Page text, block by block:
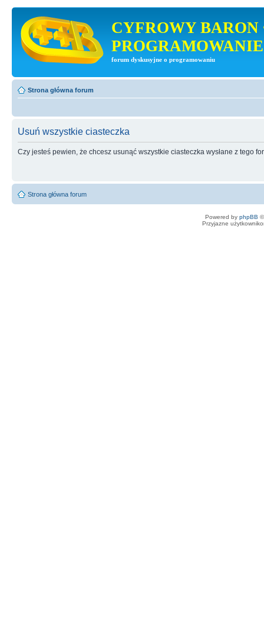
CYFROWY BARON
PROGRAMOWANIE
forum dyskusyjne o programowaniu
Strona główna forum
Usuń wszystkie ciasteczka
Czy jesteś pewien, że chcesz usunąć wszystkie ciasteczka wysłane z tego
Strona główna forum
Powered by phpBB
Przyjazne